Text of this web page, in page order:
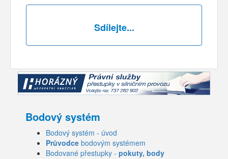
Sdílejte...
Bodový systém
Bodový systém - úvod
Průvodce bodovým systémem
Bodované přestupky - pokuty, body